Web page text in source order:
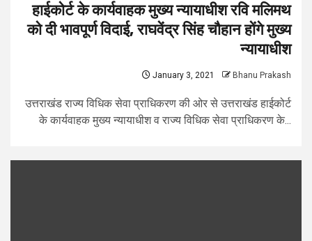
हाईकोर्ट के कार्यवाहक मुख्य न्यायाधीश रवि मलिमथ
को दी भावपूर्ण विदाई, राघवेंद्र सिंह चौहान होंगे मुख्य
न्यायाधीश
January 3, 2021 Bhanu Prakash
उत्तराखंड राज्य विधिक सेवा प्राधिकरण की ओर से उत्तराखंड हाईकोर्ट
के कार्यवाहक मुख्य न्यायाधीश व राज्य विधिक सेवा प्राधिकरण के...